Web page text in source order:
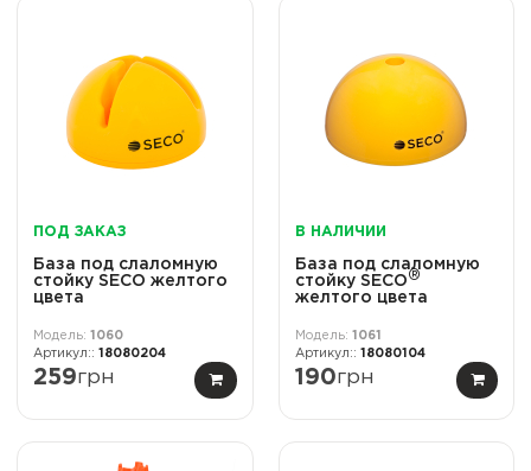
ПОД ЗАКАЗ
База под слаломную
стойку SECO желтого
цвета
1060
18080204
259грн
В НАЛИЧИИ
База под слаломную
стойку SECO®
желтого цвета
1061
18080104
190грн